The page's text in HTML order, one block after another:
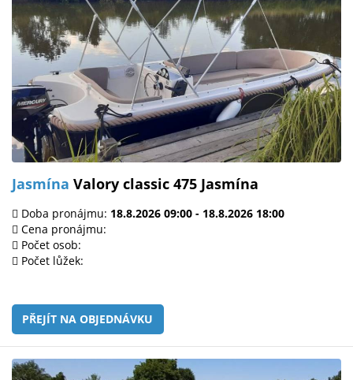
Jasmína Valory classic 475 Jasmína
Doba pronájmu: 18.8.2026 09:00 - 18.8.2026 18:00
Cena pronájmu:
Počet osob:
Počet lůžek:
PŘEJÍT NA OBJEDNÁVKU